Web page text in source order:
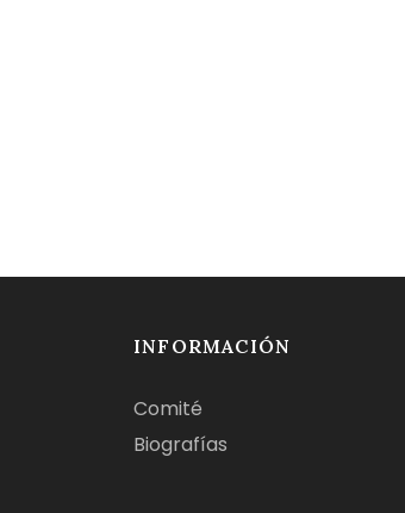
INFORMACIÓN
Comité
Biografías